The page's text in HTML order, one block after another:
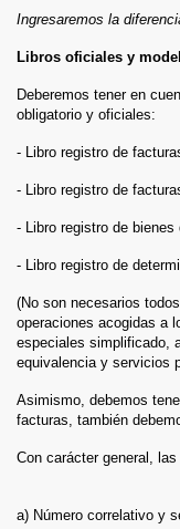
Ingresaremos la
Libros oficiales y
Deberemos tener en
obligatorio y oficiales:
- Libro registro de
- Libro registro de
- Libro registro de bienes
- Libro registro de
(No son necesarios
operaciones acogidas a
especiales simplificado,
equivalencia y servicios
Asimismo, debemos
facturas, también
Con carácter general,
a) Número correlativo y